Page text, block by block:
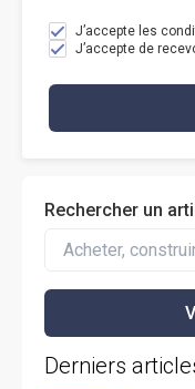
J’accepte les
J’accepte de
Rechercher un
Derniers